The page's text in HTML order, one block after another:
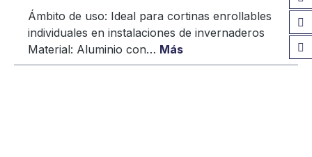
Ámbito de uso: Ideal para cortinas enrollables
individuales en instalaciones de invernaderos
Material: Aluminio con… Más